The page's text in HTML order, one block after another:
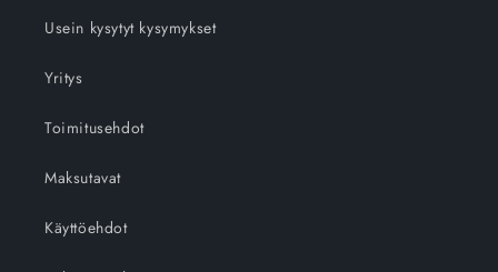
Usein kysytyt kysymykset
Yritys
Toimitusehdot
Maksutavat
Käyttöehdot